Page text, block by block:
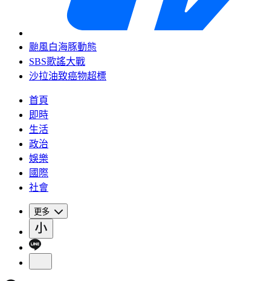
颱風白海豚動態
SBS歌謠大戰
沙拉油致癌物超標
首頁
即時
生活
政治
娛樂
國際
社會
更多